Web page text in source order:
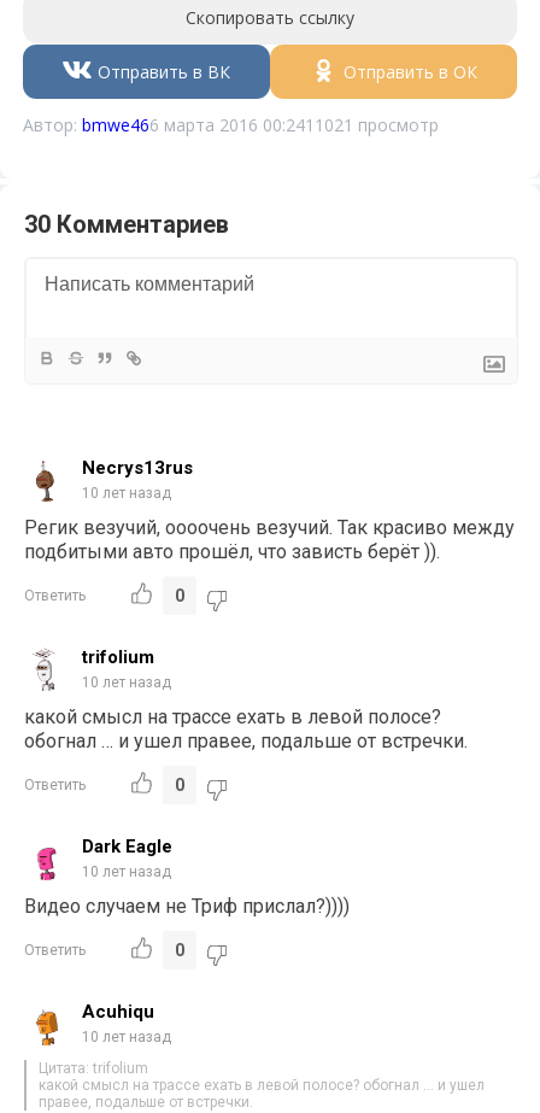
Скопировать ссылку
Отправить в ВК Отправить в ОК
Автор:bmwe466 марта 2016 00:2411021 просмотр
30 Комментариев
Necrys13rus
10 лет назад
Регик везучий, оооочень везучий. Так красиво между
подбитыми авто прошёл, что зависть берёт )).
Ответить 0
trifolium
10 лет назад
какой смысл на трассе ехать в левой полосе?
обогнал … и ушел правее, подальше от встречки.
Ответить 0
Dark Eagle
10 лет назад
Видео случаем не Триф прислал?))))
Ответить 0
Acuhiqu
10 лет назад
Цитата: trifolium
какой смысл на трассе ехать в левой полосе? обогнал … и ушел
правее, подальше от встречки.